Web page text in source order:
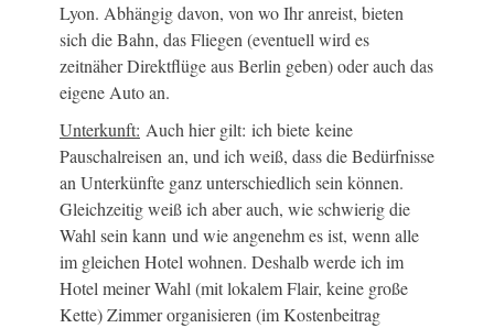
Lyon. Abhängig davon, von wo Ihr anreist, bieten
sich die Bahn, das Fliegen (eventuell wird es
zeitnäher Direktflüge aus Berlin geben) oder auch das
eigene Auto an.
Unterkunft: Auch hier gilt: ich biete keine
Pauschalreisen an, und ich weiß, dass die Bedürfnisse
an Unterkünfte ganz unterschiedlich sein können.
Gleichzeitig weiß ich aber auch, wie schwierig die
Wahl sein kann und wie angenehm es ist, wenn alle
im gleichen Hotel wohnen. Deshalb werde ich im
Hotel meiner Wahl (mit lokalem Flair, keine große
Kette) Zimmer organisieren (im Kostenbeitrag